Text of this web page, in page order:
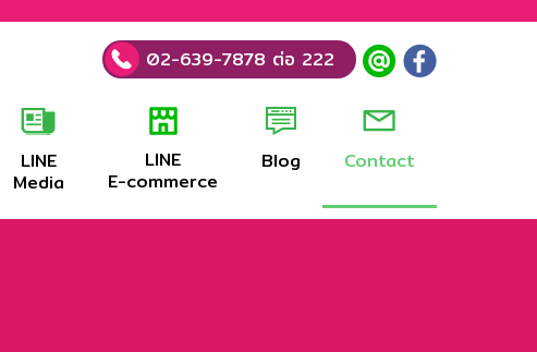
02-639-7878 ต่อ 222
LINE
Media
LINE
E-commerce
Blog Contact